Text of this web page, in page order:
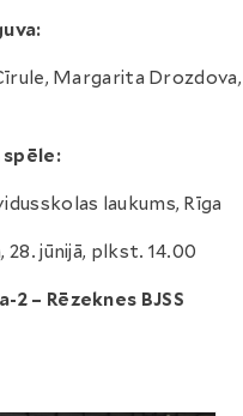
Margarita
spēle:
laukums, Rīga
28. jūnijā, plkst. 14.00
2 – Rēzeknes BJSS